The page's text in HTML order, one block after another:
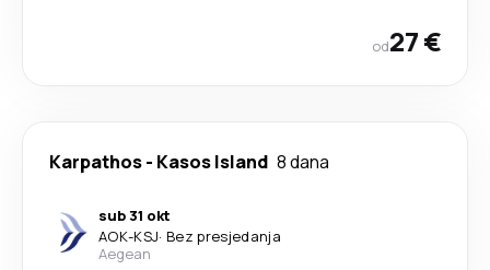
od27 €
Karpathos- Kasos Island 8 dana
sub 31 okt
AOK-KSJ· Bez presjedanja
Aegean